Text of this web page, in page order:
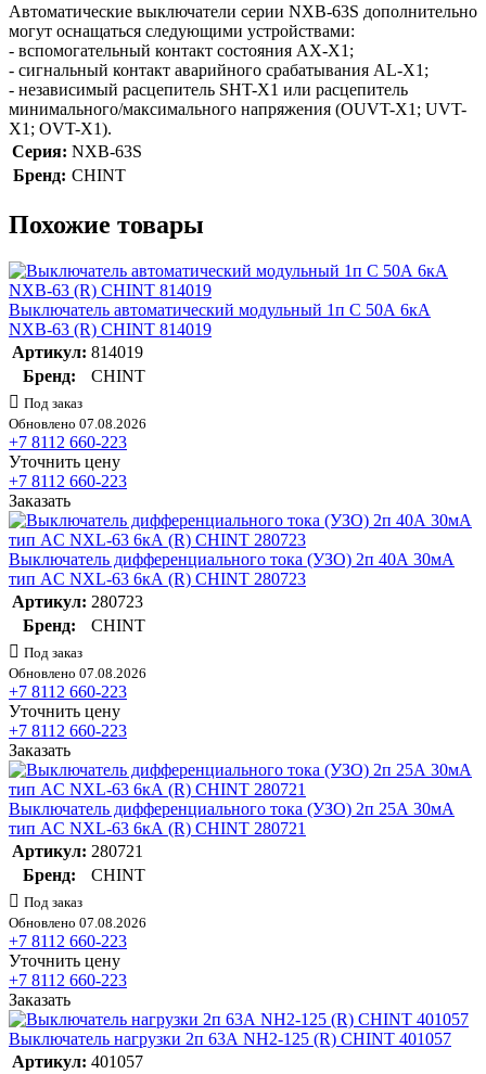
Автоматические выключатели серии NXB-63S дополнительно
могут оснащаться следующими устройствами:
- вспомогательный контакт состояния AX-X1;
- сигнальный контакт аварийного срабатывания AL-X1;
- независимый расцепитель SHT-X1 или расцепитель
минимального/максимального напряжения (OUVT-X1; UVT-
X1; OVT-X1).
Серия: NXB-63S
Бренд: CHINT
Похожие товары
Выключатель автоматический модульный 1п C 50А 6кА
NXB-63 (R) CHINT 814019
Артикул: 814019
Бренд:
CHINT
Под заказ
Обновлено 07.08.2026
+7 8112 660-223
Уточнить цену
+7 8112 660-223
Заказать
Выключатель дифференциального тока (УЗО) 2п 40А 30мА
тип AC NXL-63 6кА (R) CHINT 280723
Артикул: 280723
Бренд:
CHINT
Под заказ
Обновлено 07.08.2026
+7 8112 660-223
Уточнить цену
+7 8112 660-223
Заказать
Выключатель дифференциального тока (УЗО) 2п 25А 30мА
тип AC NXL-63 6кА (R) CHINT 280721
Артикул: 280721
Бренд:
CHINT
Под заказ
Обновлено 07.08.2026
+7 8112 660-223
Уточнить цену
+7 8112 660-223
Заказать
Выключатель нагрузки 2п 63А NH2-125 (R) CHINT 401057
Артикул: 401057